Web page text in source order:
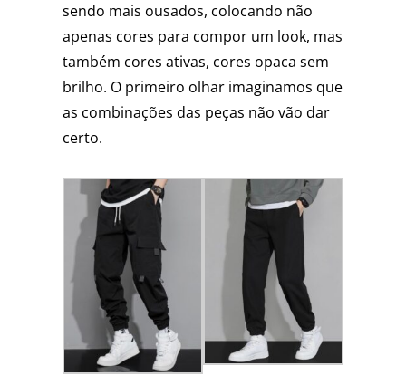
sendo mais ousados, colocando não
apenas cores para compor um look, mas
também cores ativas, cores opaca sem
brilho. O primeiro olhar imaginamos que
as combinações das peças não vão dar
certo.